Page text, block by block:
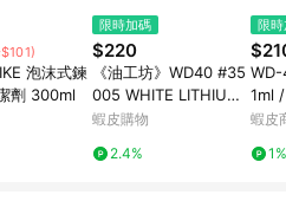
天市場保有更改條款與法律
網站公告為準。
泡沫式鍊
劑 300ml
限時加碼
$220
《油工坊》WD40 #35
005 WHITE LITHIUM
白鋰潤滑脂 360ml 耐
蝦皮購物
2.4%
限
WD-
1ml
滲透
蝦皮
1%